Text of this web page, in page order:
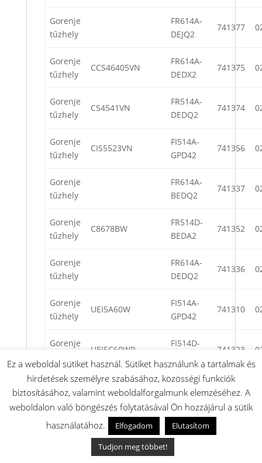
Gorenje
tűzhely
FR614A-
DEJQ2
741377
Gorenje
tűzhely
CCS46405VN
FR614A-
DEDX2
741375
Gorenje
tűzhely
CS4541VN
FR514A-
DEDQ2
741374
Gorenje
tűzhely
CIS5523VN
FI514A-
GPD42
741356
Gorenje
tűzhely
FR614A-
BEDQ2
741337
Gorenje
tűzhely
C8678BW
FR514D-
BEDA2
741352
Gorenje
tűzhely
FR614A-
DEDQ2
741336
Gorenje
tűzhely
UEI5A60W
FI514A-
GPD42
741310
Gorenje
UEI5C60WP
FI514D-
741323
Gorenje
tűzhely
GEIT6C60XPG
FI6A4D-
GPK42
741273
Gorenje
GK5C60BJ
FM514D-
JPD4B
Ez a weboldal sütiket használ. Sütiket használunk a tartalmak és
hirdetések személyre szabásához, közösségi funkciók
biztosításához, valamint weboldalforgalmunk elemzéséhez. A
weboldalon való böngészés folytatásával Ön hozzájárul a sütik
használatához.
Elfogadom
Elutasítom
Tudjon meg többet!